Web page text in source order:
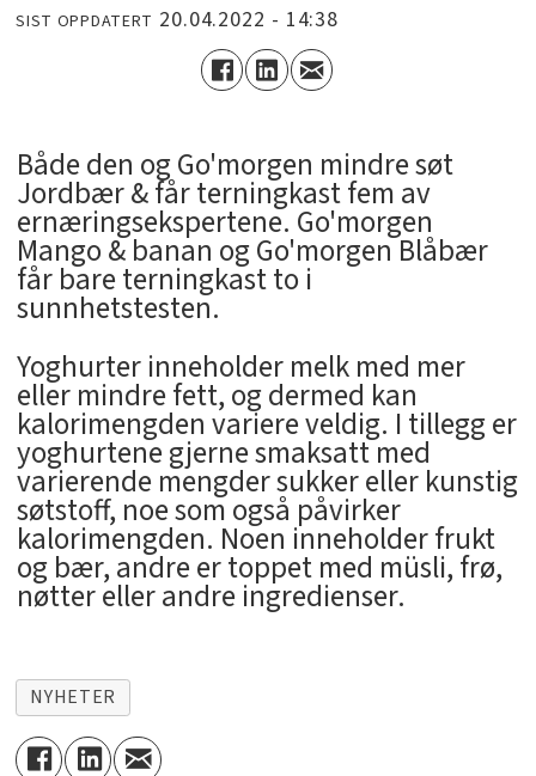
SIST OPPDATERT 20.04.2022 - 14:38
Både den og Go'morgen mindre søt
Jordbær & får terningkast fem av
ernæringsekspertene. Go'morgen
Mango & banan og Go'morgen Blåbær
får bare terningkast to i
sunnhetstesten.
Yoghurter inneholder melk med mer
eller mindre fett, og dermed kan
kalorimengden variere veldig. I tillegg er
yoghurtene gjerne smaksatt med
varierende mengder sukker eller kunstig
søtstoff, noe som også påvirker
kalorimengden. Noen inneholder frukt
og bær, andre er toppet med müsli, frø,
nøtter eller andre ingredienser.
NYHETER